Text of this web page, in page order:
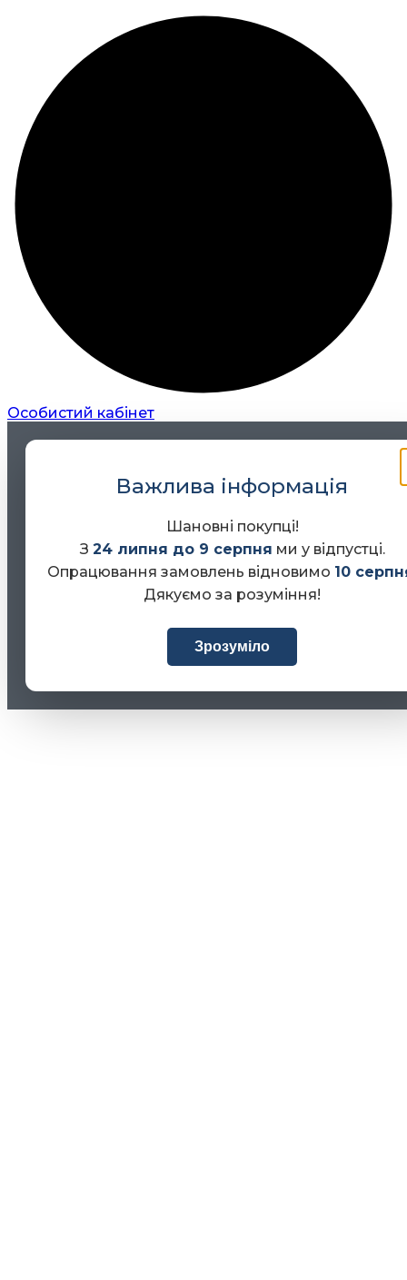
Особистий кабінет
Важлива інформація
Шановні покупці!
З 24 липня до 9 серпня ми у відпустці.
Опрацювання замовлень відновимо 10
Дякуємо за розуміння!
Зрозуміло